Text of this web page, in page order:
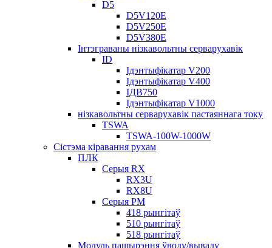
D5
D5V120E
D5V250E
D5V380E
Інтэграваны нізкавольтны серварухавік
ID
Ідэнтыфікатар V200
Ідэнтыфікатар V400
ІДВ750
Ідэнтыфікатар V1000
нізкавольтны серварухавік пастаяннага току
TSWA
TSWA-100W-1000W
Сістэма кіравання рухам
ПЛК
Серыя RX
RX3U
RX8U
Серыя РМ
418 рынгітаў
510 рынгітаў
518 рынгітаў
Модуль пашырэння ўводу/вываду